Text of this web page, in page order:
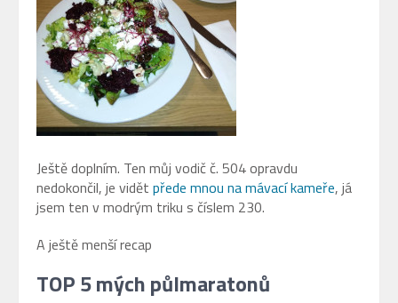
Ještě doplním. Ten můj vodič č. 504 opravdu
nedokončil, je vidět přede mnou na mávací kameře, já
jsem ten v modrým triku s číslem 230.
A ještě menší recap
TOP 5 mých půlmaratonů